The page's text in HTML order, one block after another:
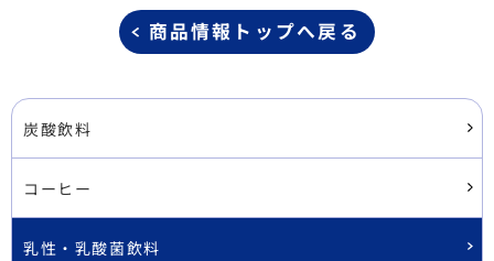
商品情報トップへ戻る
炭酸飲料
コーヒー
乳性・乳酸菌飲料